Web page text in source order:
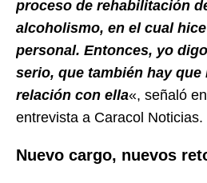
proceso de rehabilitación
alcoholismo, en el cual
personal. Entonces, yo
serio, que también hay que
relación con ella«, señaló
entrevista a Caracol Noticias.
Nuevo cargo, nuevos